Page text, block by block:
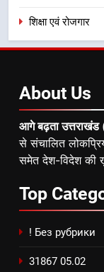
शिक्षा एवं रोजगार
About Us
आगे बढ़ता
से संचालित
समेत देश-विदेश की
Top
! Без рубрики
31867 05.02